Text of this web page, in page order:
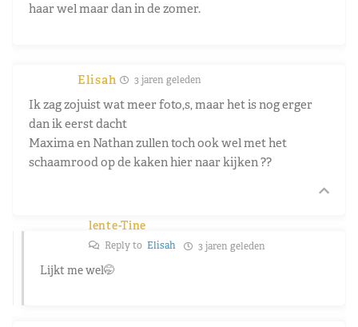
haar wel maar dan in de zomer.
Elisah 3 jaren geleden
Ik zag zojuist wat meer foto,s, maar het is nog erger
dan ik eerst dacht
Maxima en Nathan zullen toch ook wel met het
schaamrood op de kaken hier naar kijken ??
lente-Tine
Reply to Elisah 3 jaren geleden
Lijkt me wel🤭